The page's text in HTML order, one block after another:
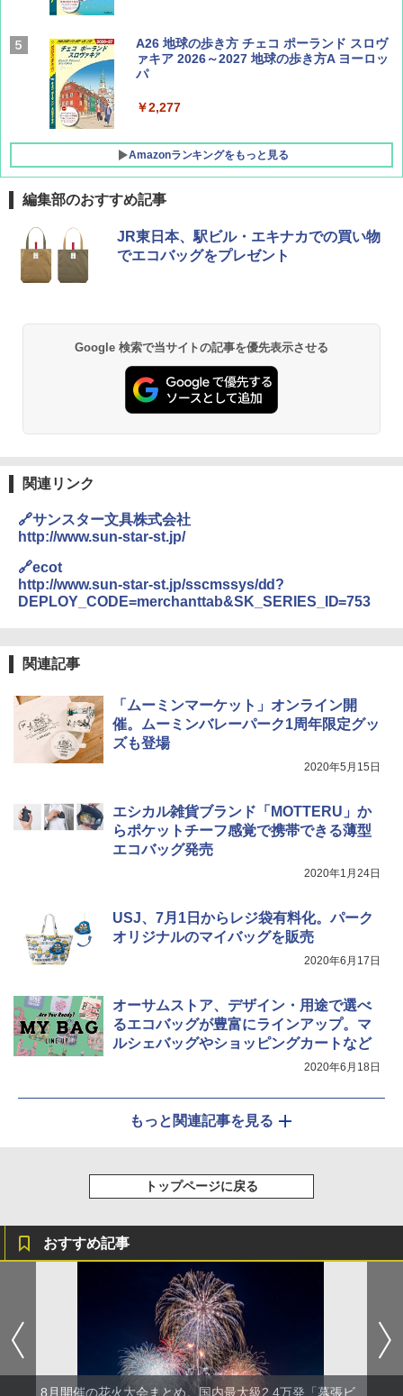
AIRLINE（エアライン）2026年9月号【特
集】ボーイング110周年を祝して！
A26 地球の歩き方 チェコ ポーランド スロヴ
ァキア 2026～2027 地球の歩き方A ヨーロッ
パ
￥2,277
Amazonランキングをもっと見る
[キャンパーズコレクション 山善] ポップアッ
プテント 傘みたいに広げて畳める パッとサ
ッとサンシェード キューブ フルクローズ メ
￥6,830
PYKES PEAK (パイクスピーク) 着替えテン
ト プライバシー テント 【中が透けない】 1
人用 折りたたみ 防災グッズ 災害用トイレ ビ
易 トイレテント (ブラック)
ENDLESS BASE 《めざましテレビで紹介》
テント ワンタッチ RENEW 幅200 2-3人用 43
￥5,999
ュ(BC仕様) PATC-150B(EB)
￥9,990
イド ブラックコーティング フルクローズ メ
ッシュ 4人用 簡単設置 ポップアップテント P
ATCW-150B エクルベージュ
GRANDOOR ステンレス保冷剤 2個セット 2
026リニューアル 急速冷凍 空間倍増 衛生的
コンパクト 保冷力長持ち
BUNDOK(バンドック)ソロ ドーム 1 EX BDK
レーム ドーム型 テント
￥6,459
ポインターライト 強力 小型 緑色/赤色/青紫色
USB充電式 高精度 超長距離照射 長時間使用
熊撃退スプレー 熊よけスプレー 熊スプレー
【日本企業販売】超強力クマ対策スプレー 30
0ml（連続噴射30秒）110ml（連続噴射15
関の購入実績 登山・キャンプ・アウトドア・
防災用品 長期保存可能 緊急時用 日本国内発
送
編集部のおすすめ記事
JR東日本、駅ビル・エキナカでの買い物
でエコバッグをプレゼント
Google 検索で当サイトの記事を優先表示させる
関連リンク
🔗サンスター文具株式会社
http://www.sun-star-st.jp/
🔗ecot
http://www.sun-star-st.jp/sscmssys/dd?
DEPLOY_CODE=merchanttab&SK_SERIES_ID=753
関連記事
「ムーミンマーケット」オンライン開
催。ムーミンバレーパーク1周年限定グッ
ズも登場
2020年5月15日
エシカル雑貨ブランド「MOTTERU」か
らポケットチーフ感覚で携帯できる薄型
エコバッグ発売
2020年1月24日
USJ、7月1日からレジ袋有料化。パーク
オリジナルのマイバッグを販売
2020年6月17日
オーサムストア、デザイン・用途で選べ
るエコバッグが豊富にラインアップ。マ
ルシェバッグやショッピングカートなど
2020年6月18日
もっと関連記事を見る
トップページに戻る
おすすめ記事
8月開催の花火大会まとめ。国内最大級2.4万発「幕張ビ